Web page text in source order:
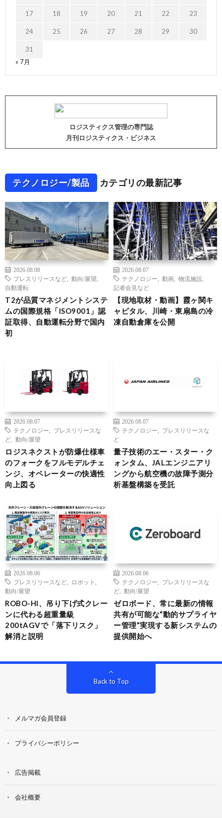
17 18 19 20 21 22 23
24 25 26 27 28 29 30
31
« 7月
ロジスティクス管理の専門誌
月刊ロジスティクス・ビジネス
テクノロジー/製品 カテゴリの最新記事
2026.08.08
プレスリリースなど
動向/展望
自動運転
T2が品質マネジメントシステ
ムの国際規格「ISO9001」認
証取得、自動運転分野で国内
初
2026.08.07
テクノロジー
動画 物流施設
記者会見など
【現地取材・動画】霞ヶ関キ
ャピタル、川崎・東扇島の冷
凍自動倉庫を公開
2026.08.07
テクノロジー
プレスリリースな
ど
動向/展望
ロジスネクストが防爆仕様車
のフォークをフルモデルチェ
ンジ、オペレーターの快適性
向上図る
2026.08.07
テクノロジー
プレスリリースな
ど
量子技術のエー・スター・ク
ォンタム、JALエンジニアリ
ングから航空機の故障予測分
析基盤構築を受託
2026.08.06
プレスリリースなど
ロボット
動向/展望
ROBO-HI、吊り下げ式クレー
ンに代わる超重量級
200tAGVで「落下リスク」
解消と説明
2026.08.06
テクノロジー
プレスリリースな
ど
動向/展望
ゼロボード、常に最新の情報
共有が可能な“動的サプライヤ
ー管理”実現する新システムの
提供開始へ
Back to Top
メルマガ会員登録
プライバシーポリシー
広告掲載
会社概要